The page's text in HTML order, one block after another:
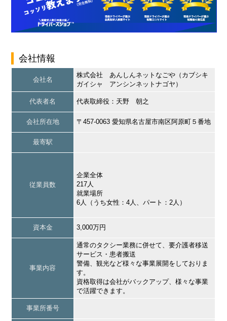
会社情報
会社名
株式会社 あんしんネットなごや（カブシキ
ガイシャ アンシンネットナゴヤ）
代表者名 代表取締役：天野 朝之
会社所在地 〒457-0063 愛知県名古屋市南区阿原町５番地
最寄駅
従業員数
企業全体
217人
就業場所
6人（うち女性：4人、パート：2人）
資本金 3,000万円
事業内容
通常のタクシー業務に併せて、要介護者移送
サービス・患者搬送
警備、観光など様々な事業展開をしておりま
す。
資格取得は会社がバックアップ、様々な事業
で活躍できます。
事業所番号